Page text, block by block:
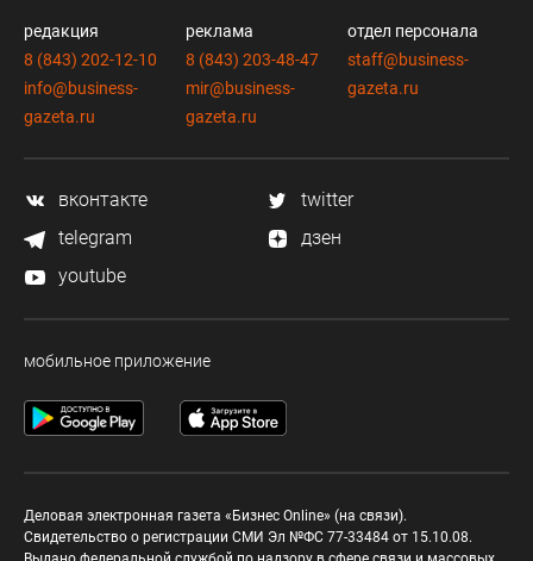
редакция
8 (843) 202-12-10
info@business-
gazeta.ru
реклама
8 (843) 203-48-47
mir@business-
gazeta.ru
отдел персонала
staff@business-
gazeta.ru
вконтакте
twitter
telegram
дзен
youtube
мобильное приложение
Деловая электронная газета «Бизнес Online» (на связи).
Свидетельство о регистрации СМИ Эл №ФС 77-33484 от 15.10.08.